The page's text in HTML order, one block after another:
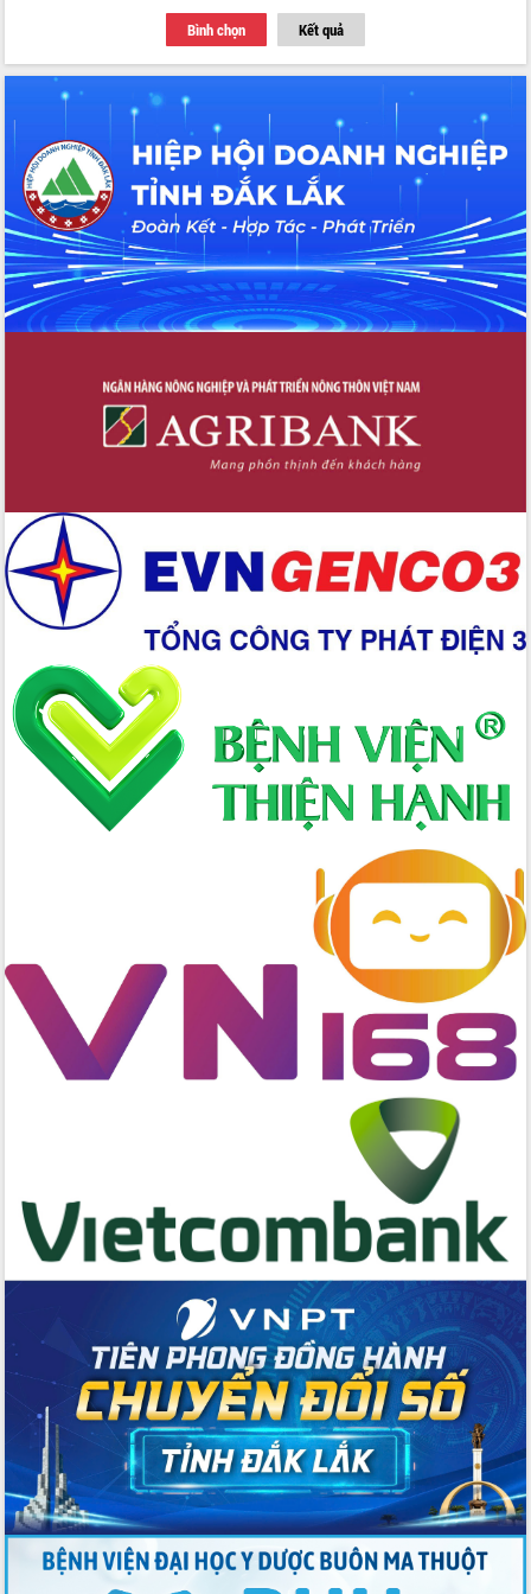
Thứ trưởng Bộ Y tế làm việc với tỉnh
Đắk Lắk về phát triển nhân lực y tế
cho trạm y tế cấp xã
Du lịch Đắk Lắk nâng tầm trải nghiệm
du khách thông qua Hệ thống cơ sở dữ
liệu và Bản đồ số
Tập huấn ứng dụng trí tuệ nhân tạo (AI)
trong thương mại điện tử năm 2026
Đoàn đại biểu Quốc hội tỉnh Đắk Lắk
trao đổi thông tin trước Kỳ họp thứ
nhất, Quốc hội khóa XVI
Quyết liệt cải cách hành chính, khơi
thông nguồn lực phát triển
tỉnh thông qua hiện đại hóa hành chính
Xã Ea Phê gắn cải cách hành chính với
Phó Chủ tịch Thường trực UBND tỉnh
tâm Phục vụ hành chính công xã Ea
Phê
Xây dựng nền hành chính số đồng
hành cùng nông dân dân, doanh nghiệp
Giai đoạn 2026-2030, Đắk Lắk phấn
đấu có 77% xã đạt chuẩn nông thôn
mới
Chuyển đổi số 'mở đường' cho nông
nghiệp Đắk Lắk tăng trưởng bứt phá
Triển khai đồng bộ đo đạc, lập hồ sơ
địa chính, hoàn thiện cơ sở dữ liệu đất
Ứng dụng sinh trắc học - Bước tiến
nghệ, hướng tới phát triển thủy sản
bền vững
Tập huấn nâng cao năng lực triển khai
chuyển đổi số cho cán bộ, công chức
cấp xã
tâm đạt được mục tiêu tăng trưởng
hai con số trong năm 2026
Tổ chức trang trọng Lễ hội Đền thờ
Lương Văn Chánh năm 2026
Phó Bí thư Tỉnh ủy Đắk Lắk Đỗ Hữu
Huy giữ chức Bí thư Đảng ủy Ủy Ban
Nhân dân tỉnh
Bệnh án điện tử thúc đẩy chuyển đổi
số y tế tại Đắk Lắk
Chuyển đổi số thư viện: Mở rộng
không gian tri thức trong thời đại số
Đánh giá, rút kinh nghiệm công tác tổ
chức diễn tập trước ngày bầu cử
Chương trình “Gặp gỡ hữu nghị –
Friendship Meeting New Year 2026”
Bình chọn Kết quả